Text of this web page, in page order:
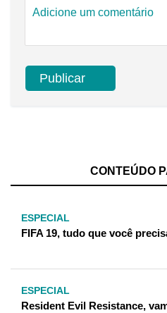
CONTEÚDO
ESPECIAL
FIFA 19, tudo que você
ESPECIAL
Resident Evil Resistance,